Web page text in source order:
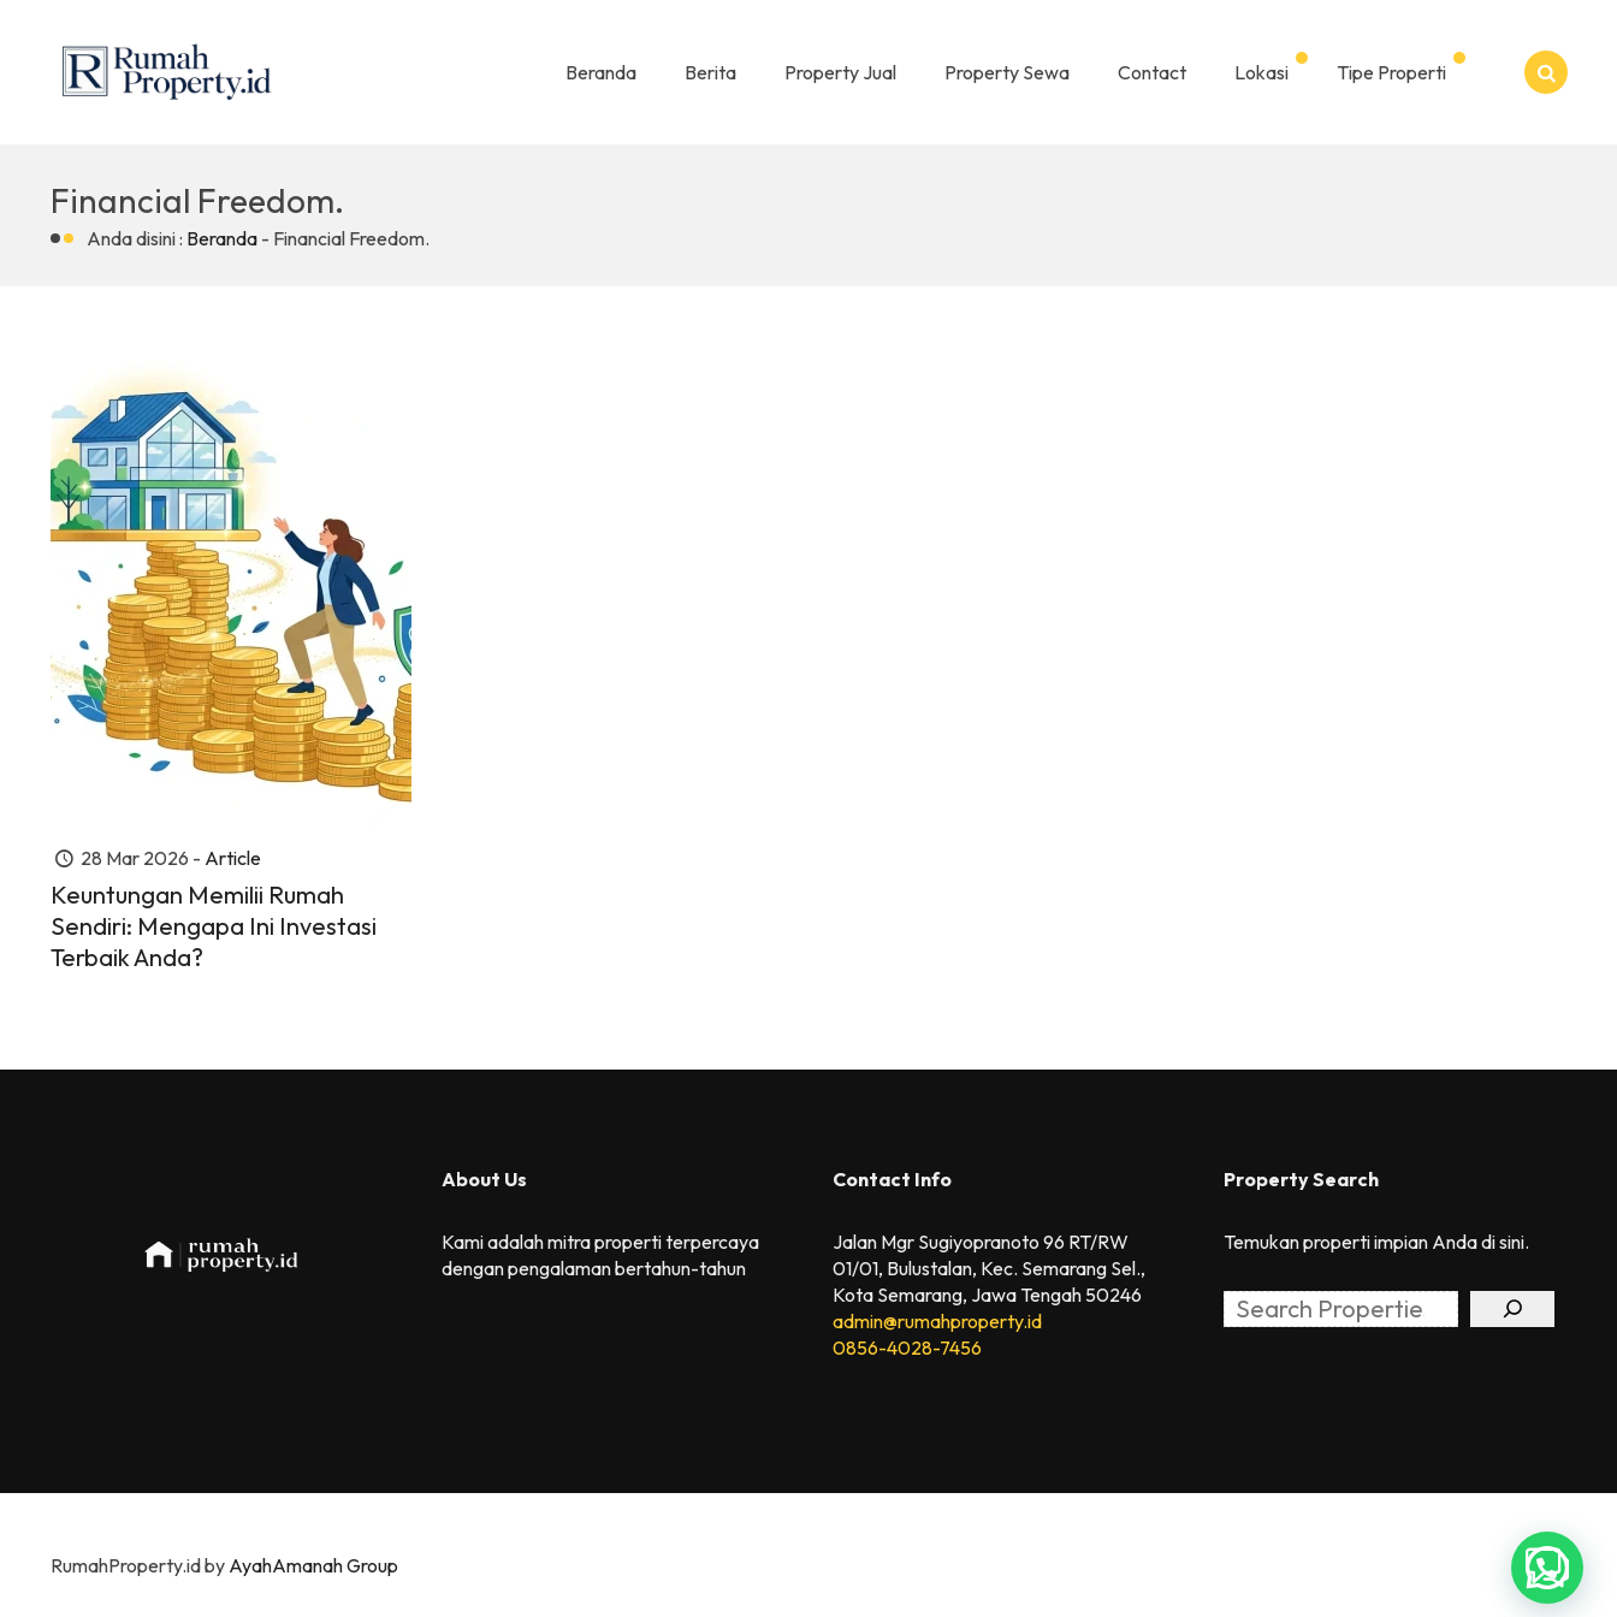
Beranda Berita Property Jual Property Sewa Contact Lokasi Tipe Properti
Financial Freedom.
Anda disini : Beranda - Financial Freedom.
28 Mar 2026 - Article
Keuntungan Memilii Rumah
Sendiri: Mengapa Ini Investasi
Terbaik Anda?
About Us
Kami adalah mitra properti terpercaya
dengan pengalaman bertahun-tahun
Contact Info
Jalan Mgr Sugiyopranoto 96 RT/RW
01/01, Bulustalan, Kec. Semarang Sel.,
Kota Semarang, Jawa Tengah 50246
admin@rumahproperty.id
0856-4028-7456
Property Search
Temukan properti impian Anda di sini.
Search
RumahProperty.id by AyahAmanah Group